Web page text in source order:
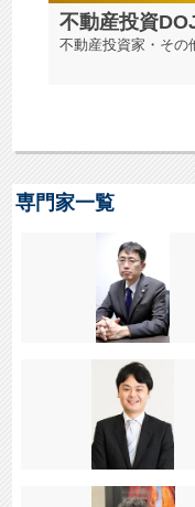
不動産投資
不動産投資家・その
専門家一覧